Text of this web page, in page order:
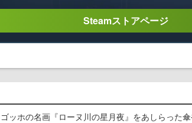
Steamストアページ
ゴッホの名画『ローヌ川の星月夜』をあしらった